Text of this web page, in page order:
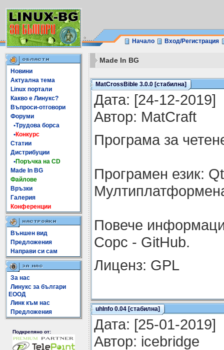
Начало Вход/Регистрация
Новини
Актуална тема
Linux портали
Какво е Линукс?
Въпроси-отговори
Форуми
•Трудова борса
•Конкурс
Статии
Дистрибуции
•Поръчка на CD
Made In BG
Файлове
Връзки
Галерия
Конференции
Външен вид
Предложения
Направи си сам
За нас
Линукс за българи
ЕООД
Линк към нас
Предложения
Подкрепяно от:
Made In BG
MatCrossBible 3.0.0 [стабилна]
Датa: [24-12-2019]
Автор: MatCraft
Програма за
Програмен език:
Повече
Сорс - GitHub.
Лиценз: GPL
uhInfo 0.04 [стабилна]
Датa: [25-01-2019]
Автор: icebridge